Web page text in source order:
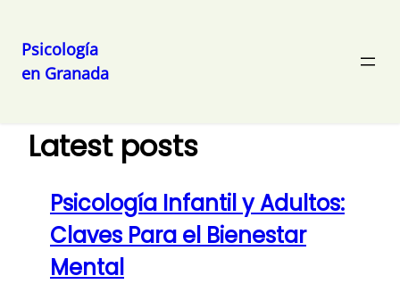
Saltar
Psicología
en Granada
Latest posts
Psicología Infantil y Adultos:
Claves Para el Bienestar
Mental